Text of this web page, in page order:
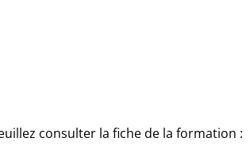
consulter la fiche de la formation :